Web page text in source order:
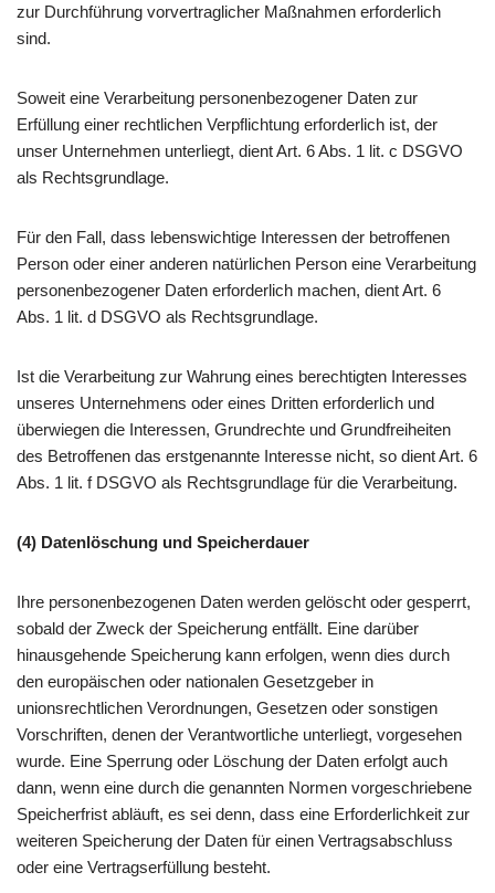
zur Durchführung vorvertraglicher Maßnahmen erforderlich
sind.
Soweit eine Verarbeitung personenbezogener Daten zur
Erfüllung einer rechtlichen Verpflichtung erforderlich ist, der
unser Unternehmen unterliegt, dient Art. 6 Abs. 1 lit. c DSGVO
als Rechtsgrundlage.
Für den Fall, dass lebenswichtige Interessen der betroffenen
Person oder einer anderen natürlichen Person eine Verarbeitung
personenbezogener Daten erforderlich machen, dient Art. 6
Abs. 1 lit. d DSGVO als Rechtsgrundlage.
Ist die Verarbeitung zur Wahrung eines berechtigten Interesses
unseres Unternehmens oder eines Dritten erforderlich und
überwiegen die Interessen, Grundrechte und Grundfreiheiten
des Betroffenen das erstgenannte Interesse nicht, so dient Art. 6
Abs. 1 lit. f DSGVO als Rechtsgrundlage für die Verarbeitung.
(4) Datenlöschung und Speicherdauer
Ihre personenbezogenen Daten werden gelöscht oder gesperrt,
sobald der Zweck der Speicherung entfällt. Eine darüber
hinausgehende Speicherung kann erfolgen, wenn dies durch
den europäischen oder nationalen Gesetzgeber in
unionsrechtlichen Verordnungen, Gesetzen oder sonstigen
Vorschriften, denen der Verantwortliche unterliegt, vorgesehen
wurde. Eine Sperrung oder Löschung der Daten erfolgt auch
dann, wenn eine durch die genannten Normen vorgeschriebene
Speicherfrist abläuft, es sei denn, dass eine Erforderlichkeit zur
weiteren Speicherung der Daten für einen Vertragsabschluss
oder eine Vertragserfüllung besteht.